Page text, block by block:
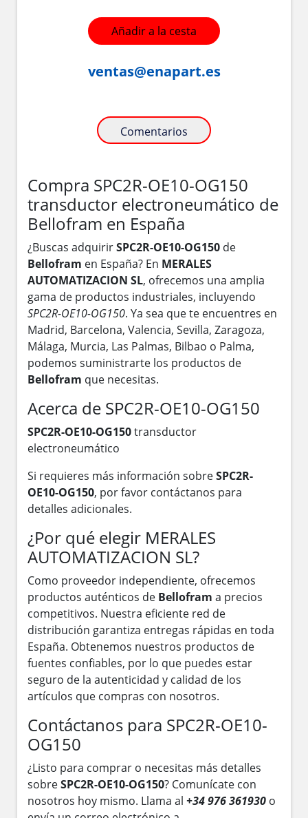
Añadir a la cesta
ventas@enapart.es
Comentarios
Compra SPC2R-OE10-OG150
transductor electroneumático de
Bellofram en España
¿Buscas adquirirSPC2R-OE10-OG150 de
Bellofram en España? En MERALES
AUTOMATIZACION SL, ofrecemos una amplia
gama de productos industriales, incluyendo
SPC2R-OE10-OG150. Ya sea que te encuentres en
Madrid, Barcelona, Valencia, Sevilla, Zaragoza,
Málaga, Murcia, Las Palmas, Bilbao o Palma,
podemos suministrarte los productos de
Bellofram que necesitas.
Acerca de SPC2R-OE10-OG150
SPC2R-OE10-OG150transductor
electroneumático
Si requieres más información sobreSPC2R-
OE10-OG150, por favor contáctanos para
detalles adicionales.
¿Por qué elegir MERALES
AUTOMATIZACION SL?
Como proveedor independiente, ofrecemos
productos auténticos de Bellofram a precios
competitivos. Nuestra eficiente red de
distribución garantiza entregas rápidas en toda
España. Obtenemos nuestros productos de
fuentes confiables, por lo que puedes estar
seguro de la autenticidad y calidad de los
artículos que compras con nosotros.
Contáctanos para SPC2R-OE10-
OG150
¿Listo para comprar o necesitas más detalles
sobreSPC2R-OE10-OG150? Comunícate con
nosotros hoy mismo. Llama al +34 976 361930 o